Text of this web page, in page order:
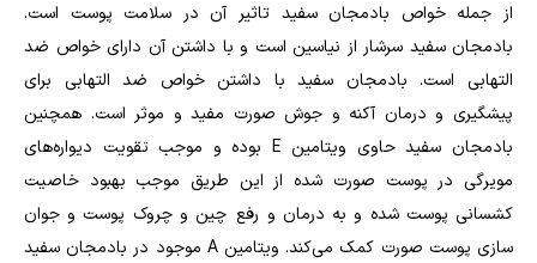
از جمله خواص بادمجان سفید تاثیر آن در سلامت پوست است.
بادمجان سفید سرشار از نیاسین است و با داشتن آن دارای خواص ضد
التهابی است. بادمجان سفید با داشتن خواص ضد التهابی برای
پیشگیری و درمان آکنه و جوش صورت مفید و موثر است. همچنین
بادمجان سفید حاوی ویتامین E بوده و موجب تقویت دیواره‌های
مویرگی در پوست صورت شده از این طریق موجب بهبود خاصیت
کشسانی پوست شده و به درمان و رفع چین و چروک پوست و جوان
سازی پوست صورت کمک می‌کند. ویتامینA موجود در بادمجان سفید